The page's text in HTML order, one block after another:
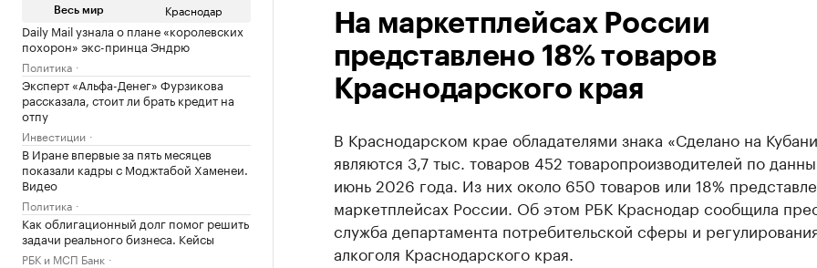
Весь мир Краснодар
Daily Mail узнала о плане «королевских
похорон» экс-принца Эндрю
Политика
Эксперт «Альфа-Денег» Фурзикова
рассказала, стоит ли брать кредит на
отпу
Инвестиции
В Иране впервые за пять месяцев
показали кадры с Моджтабой Хаменеи.
Видео
Политика
Как облигационный долг помог решить
задачи реального бизнеса. Кейсы
РБК и МСП Банк
На маркетплейсах России
представлено 18% товаров
Краснодарского края
В Краснодарском крае обладателями знака «Сделано на
являются 3,7 тыс. товаров 452 товаропроизводителей по
июнь 2026 года. Из них около 650 товаров или 18%
маркетплейсах России. Об этом РБК Краснодар сообщила
служба департамента потребительской сферы и
алкоголя Краснодарского края.